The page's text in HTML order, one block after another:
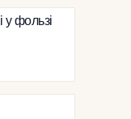
у фользі